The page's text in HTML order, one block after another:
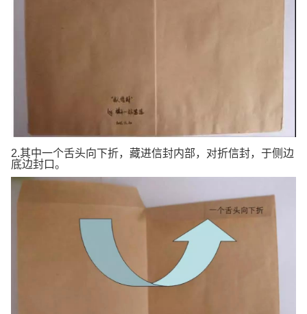
2.其中一个舌头向下折，藏进信封内部，对折信封，于侧边
底边封口。